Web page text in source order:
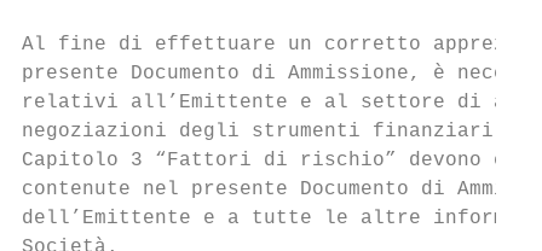
Al fine di effettuare un corretto
presente Documento di Ammissione, è
relativi all’Emittente e al settore di
negoziazioni degli strumenti
Capitolo 3 “Fattori di rischio” devono
contenute nel presente Documento di
dell’Emittente e a tutte le altre